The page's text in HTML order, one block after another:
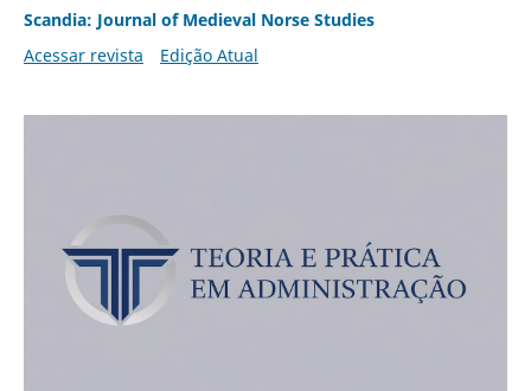
Scandia: Journal of Medieval Norse Studies
Acessar revista
Edição Atual